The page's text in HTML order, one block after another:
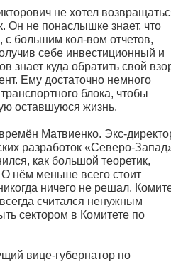
не хотел
Он не понаслышке знает, что
с большим кол-вом отчетов,
себе инвестиционный и
знает куда обратить свой
Ему достаточно немного
блока, чтобы
оставшуюся жизнь.
Матвиенко. Экс-
разработок «Северо-
как большой теоретик,
нём меньше всего стоит
ничего не решал.
считался ненужным
сектором в Комитете по
вице-губернатор по